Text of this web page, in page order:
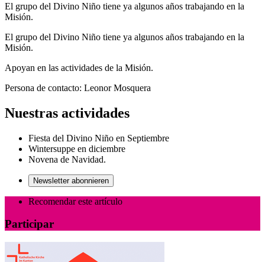
El grupo del Divino Niño tiene ya algunos años trabajando en la
Misión.
El grupo del Divino Niño tiene ya algunos años trabajando en la
Misión.
Apoyan en las actividades de la Misión.
Persona de contacto: Leonor Mosquera
Nuestras actividades
Fiesta del Divino Niño en Septiembre
Wintersuppe en diciembre
Novena de Navidad.
Newsletter abonnieren
Recomendar este artículo
Participar